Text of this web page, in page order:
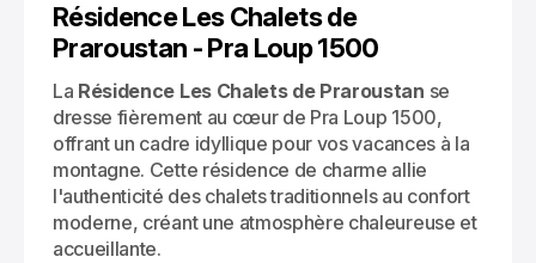
Résidence Les Chalets de
Praroustan - Pra Loup 1500
La Résidence Les Chalets de Praroustan se
dresse fièrement au cœur de Pra Loup 1500,
offrant un cadre idyllique pour vos vacances à la
montagne. Cette résidence de charme allie
l'authenticité des chalets traditionnels au confort
moderne, créant une atmosphère chaleureuse et
accueillante.